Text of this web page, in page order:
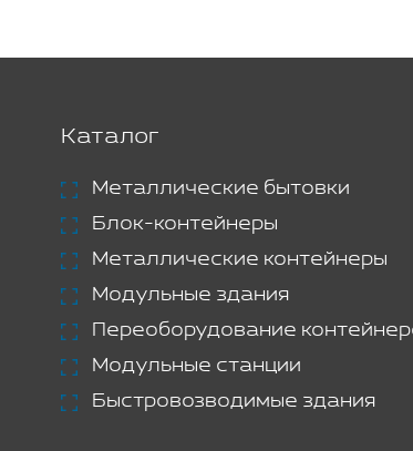
Каталог
Металлические бытовки
Блок-контейнеры
Металлические контейнеры
Модульные здания
Переоборудование
Модульные станции
Быстровозводимые здания